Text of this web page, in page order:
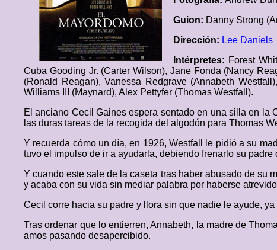
Guion: Danny Strong
Dirección: Lee Daniels
Intérpretes: Forest
Cuba Gooding Jr. (Carter Wilson), Jane Fonda (Nancy
(Ronald Reagan), Vanessa Redgrave (Annabeth
Williams III (Maynard), Alex Pettyfer (Thomas Westfall).
El anciano Cecil Gaines espera sentado en una silla en la
las duras tareas de la recogida del algodón para Thomas
Y recuerda cómo un día, en 1926, Westfall le pidió a su
tuvo el impulso de ir a ayudarla, debiendo frenarlo su
Y cuando este sale de la caseta tras haber abusado de su
y acaba con su vida sin mediar palabra por haberse
Cecil corre hacia su padre y llora sin que nadie le ayude,
Tras ordenar que lo entierren, Annabeth, la madre de
amos pasando desapercibido.